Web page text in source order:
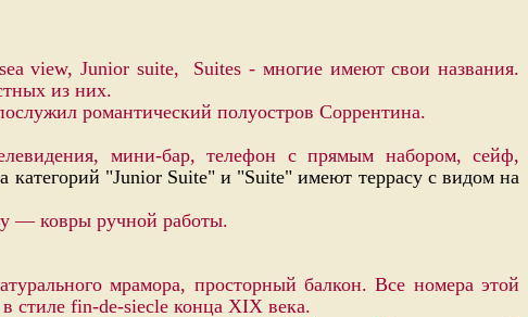
view, Junior suite, Suites - многие имеют свои названия.
из них.
романтический полуостров Соррентина.
мини-бар, телефон с прямым набором, сейф,
категорий "Junior Suite" и "Suite" имеют террасу с видом на
— ковры ручной работы.
мрамора, просторный балкон. Все номера этой
стиле fin-de-siecle конца XIX века.